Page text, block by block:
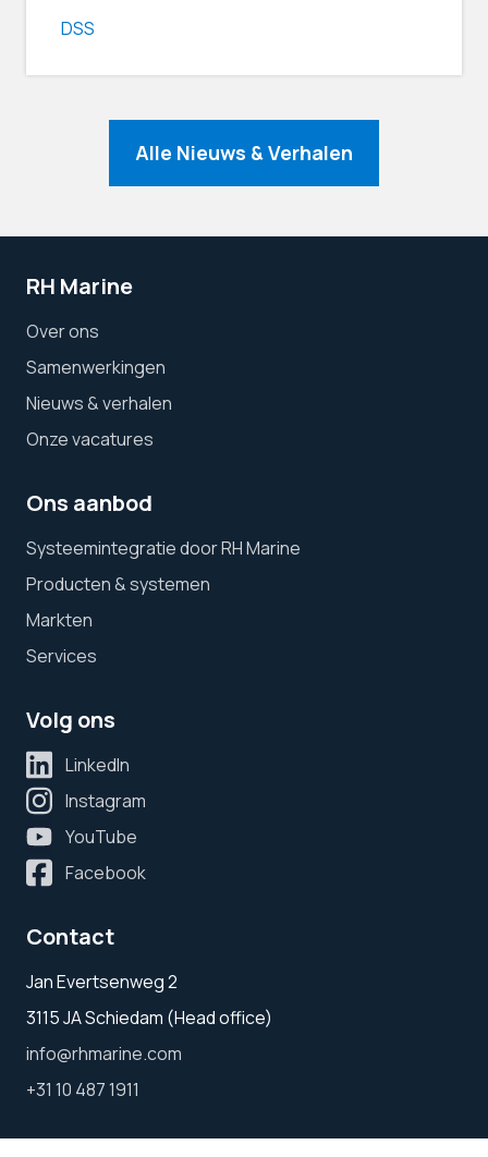
DSS
Alle Nieuws & Verhalen
RH Marine
Over ons
Samenwerkingen
Nieuws & verhalen
Onze vacatures
Ons aanbod
Systeemintegratie door RH Marine
Producten & systemen
Markten
Services
Volg ons
LinkedIn
Instagram
YouTube
Facebook
Contact
Jan Evertsenweg 2
3115 JA Schiedam (Head office)
info@rhmarine.com
+31 10 487 1911